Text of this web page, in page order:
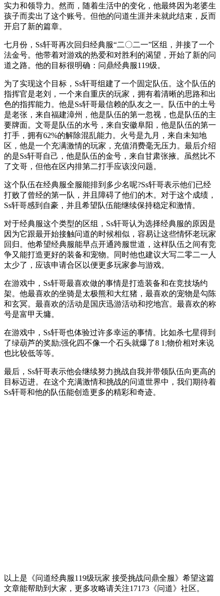
实力和领导力。然而，随着生活中的变化，他最终因为老婆生
孩子而卖出了这个账号。但他的问道生涯并未就此结束，反而
开启了新的篇章。
七月份，Ss轩哥再次回归经典服“二〇二一”区组，并接了一个
法金号。他带着对游戏的热爱和对胜利的渴望，开始了新的问
道之路。他的目标很明确：问鼎经典服119级。
为了实现这个目标，Ss轩哥组建了一个固定队伍。这个队伍的
指挥官是老刘，一个来自重庆的玩家，拥有着清晰的思路和出
色的指挥能力。他是Ss轩哥最信赖的队友之一。队伍中的土号
是老张，来自福建漳州，他是队伍的第一忽视，也是队伍的主
要牌面。文哥是队伍的水号，来自安徽阜阳，他是队伍的第一
打手，拥有62%的解除混乱能力。火号是九月，来自未知地
区，他是一个充满激情的玩家，充值消费毫无压力。最后介绍
的是Ss轩哥自己，他是队伍的金号，来自甘肃张掖。虽然比不
了文哥，但他在区内排第二打手应该没问题。
这个队伍在经典服全服能排到多少名呢?Ss轩哥表示他们已经
打败了曾经的第一队，并且障碍了他们的木。对于这个成绩，
Ss轩哥感到自豪，并且希望队伍能继续保持稳定和激情。
对于经典服这个类型的区组，Ss轩哥认为选择经典服的原因是
因为它跟最开始接触问道的时候相似，容易让这些情怀老玩家
回归。他希望经典服能早点开通跨服世道，这样队伍之间有竞
争又能打造更好的装备和宠物。同时他也建议大写二零二一人
太少了，应该申请合区以便更多玩家参与游戏。
在游戏中，Ss轩哥最喜欢做的事情是打造装备和在竞技场约
架。他最喜欢的坐骑是太极熊和大红猪，最喜欢的宠物是勾陈
和玄冥。最喜欢的活动是国庆迅游活动和挖地宫。最喜欢的称
号是富甲天墉。
在游戏中，Ss轩哥也体验过许多幸运的事情。比如杀七星得到
了绿葫芦的奖励;强化四不像一个石头就爆了8 1;物价相对来说
也比较低等等。
最后，Ss轩哥表示他会继续努力挑战自我并带领队伍向更高的
目标迈进。在这个充满激情和挑战的问道世界中，我们期待着
Ss轩哥和他的队伍能创造更多的精彩和奇迹。
以上是《问道经典服119级玩家 接受挑战问鼎全服》希望这篇
文章能帮助到大家，更多攻略请关注17173《问道》社区。